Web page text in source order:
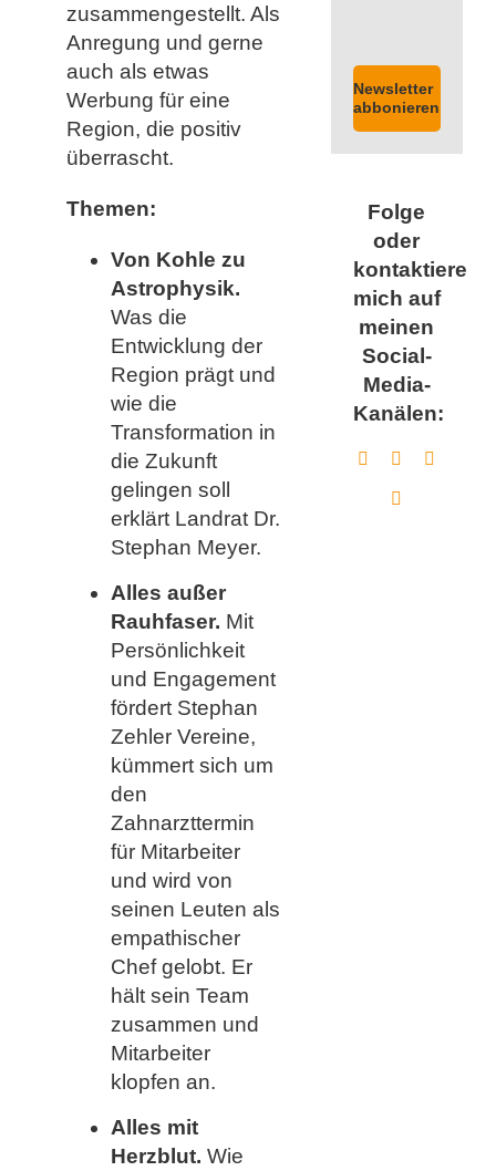
zusammengestellt. Als
Anregung und gerne
auch als etwas
Werbung für eine
Region, die positiv
überrascht.
Themen:
Von Kohle zu
Astrophysik.
Was die
Entwicklung der
Region prägt und
wie die
Transformation in
die Zukunft
gelingen soll
erklärt Landrat Dr.
Stephan Meyer.
Alles außer
Rauhfaser. Mit
Persönlichkeit
und Engagement
fördert Stephan
Zehler Vereine,
kümmert sich um
den
Zahnarzttermin
für Mitarbeiter
und wird von
seinen Leuten als
empathischer
Chef gelobt. Er
hält sein Team
zusammen und
Mitarbeiter
klopfen an.
Alles mit
Herzblut. Wie
Newsletter
abbonieren
Folge
oder
kontaktiere
mich auf
meinen
Social-
Media-
Kanälen: